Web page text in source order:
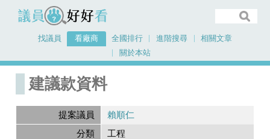
議員好好看
找議員 看廠商 全國排行 進階搜尋
相關文章
關於本站
首頁
建議款資料
提案議員
賴順仁
分類
工程